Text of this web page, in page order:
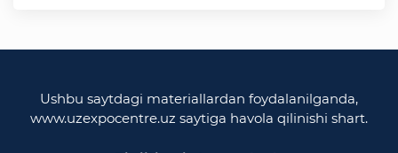
O‘zbekiston Respublikasi Adliya vazirligi
Ushbu saytdagi materiallardan foydalanilganda,
www.uzexpocentre.uz saytiga havola qilinishi shart.